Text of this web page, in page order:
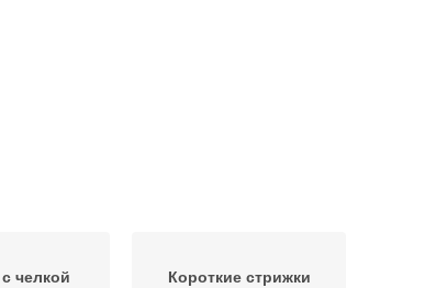
челкой Короткие стрижки